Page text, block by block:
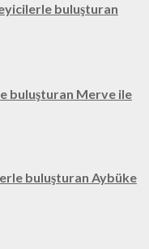
buluşturan
buluşturan Merve ile
buluşturan Aybüke